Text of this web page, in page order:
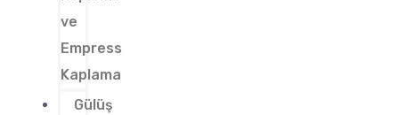
ve
Empress
Kaplama
Gülüş